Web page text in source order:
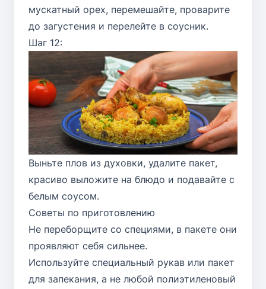
мускатный орех, перемешайте, проварите
до загустения и перелейте в соусник.
Шаг 12:
Выньте плов из духовки, удалите пакет,
красиво выложите на блюдо и подавайте с
белым соусом.
Советы по приготовлению
Не переборщите со специями, в пакете они
проявляют себя сильнее.
Используйте специальный рукав или пакет
для запекания, а не любой полиэтиленовый